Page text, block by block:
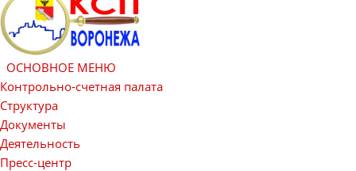
ОСНОВНОЕ МЕНЮ
Контрольно-счетная палата
Структура
Документы
Деятельность
Пресс-центр